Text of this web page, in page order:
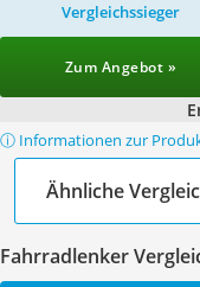
Vergleichssieger
Zum Angebot »
ⓘ Informationen zur
Ähnliche
Fahrradlenker